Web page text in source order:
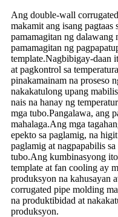
Ang double-wall
makamit ang isang pagtaas
pamamagitan ng dalawang
pamamagitan ng
template.Nagbibigay-daan
at pagkontrol sa
pinakamainam na proseso
nakakatulong upang
nais na hanay ng
mga tubo.Pangalawa, ang
mahalaga.Ang mga
epekto sa paglamig, na
paglamig at nagpapabilis
tubo.Ang kumbinasyong
template at fan cooling ay
produksyon na kahusayan
corrugated pipe molding
na produktibidad at
produksyon.